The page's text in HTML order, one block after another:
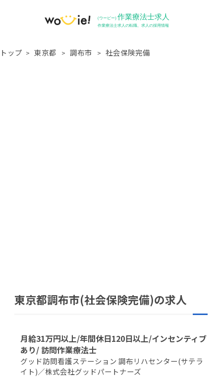
トップ 東京都 調布市 社会保険完備
東京都調布市(社会保険完備)の求人
月給31万円以上/年間休日120日以上/インセンティブ
あり/ 訪問作業療法士
グッド訪問看護ステーション 調布リハセンター(サテラ
イト)／株式会社グッドパートナーズ